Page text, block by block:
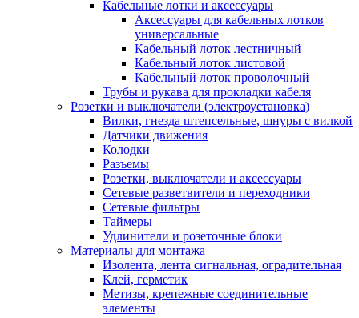
Кабельные лотки и аксессуары
Аксессуары для кабельных лотков
универсальные
Кабельный лоток лестничный
Кабельный лоток листовой
Кабельный лоток проволочный
Трубы и рукава для прокладки кабеля
Розетки и выключатели (электроустановка)
Вилки, гнезда штепсельные, шнуры с вилкой
Датчики движения
Колодки
Разъемы
Розетки, выключатели и аксессуары
Сетевые разветвители и переходники
Сетевые фильтры
Таймеры
Удлинители и розеточные блоки
Материалы для монтажа
Изолента, лента сигнальная, оградительная
Клей, герметик
Метизы, крепежные соединительные
элементы